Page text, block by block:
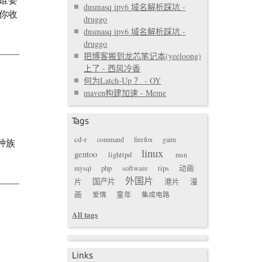
收
族
dnsmasq ipv6 域名解析踩坑 -
druggo
dnsmasq ipv6 域名解析踩坑 -
druggo
把博客搬到龙芯笔记本(yeeloong)
上了 - 西风冷香
何为Latch-Up ？ - OY
maven构建加速 - Meme
Tags
cd-r
command firefox gaim
gentoo lighttpd linux
msn
mysql
php software tips
动画
片
国产片 外国片 港片
漫
画
爱情 童年 集成电路
All tags
Links